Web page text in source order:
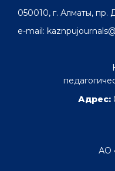
050010, г. Алматы, пр.
e-mail:
Адрес:
АО